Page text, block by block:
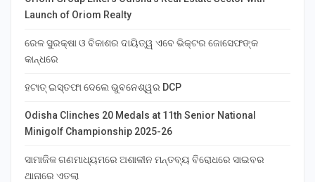
Launch of Oriom Realty
ରେଳ ସୁରକ୍ଷା ଓ ବିକାଶର ଦାୟିତ୍ୱ ଏବେ ଭିକ୍ଟର ଜୋସେଫଙ୍କ
କାନ୍ଧରେ
ହଟାତ୍ ଇସ୍ତଫା ଦେଲେ ଭୁବନେଶ୍ୱର DCP
Odisha Clinches 20 Medals at 11th Senior National
Minigolf Championship 2025-26
ସାମାଜିକ ଗଣମାଧ୍ୟମରେ ଅଶାଳୀନ ମନ୍ତବ୍ୟ ବିରୋଧରେ ସାଇବର
ଥାନାରେ ଏତଲା